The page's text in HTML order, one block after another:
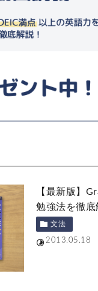
【最新版】
勉強法を徹底
文法
2013.05.18